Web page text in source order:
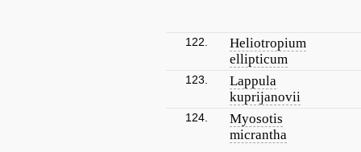
122.
Heliotropium
ellipticum
123.
Lappula
kuprijanovii
124.
Myosotis
micrantha